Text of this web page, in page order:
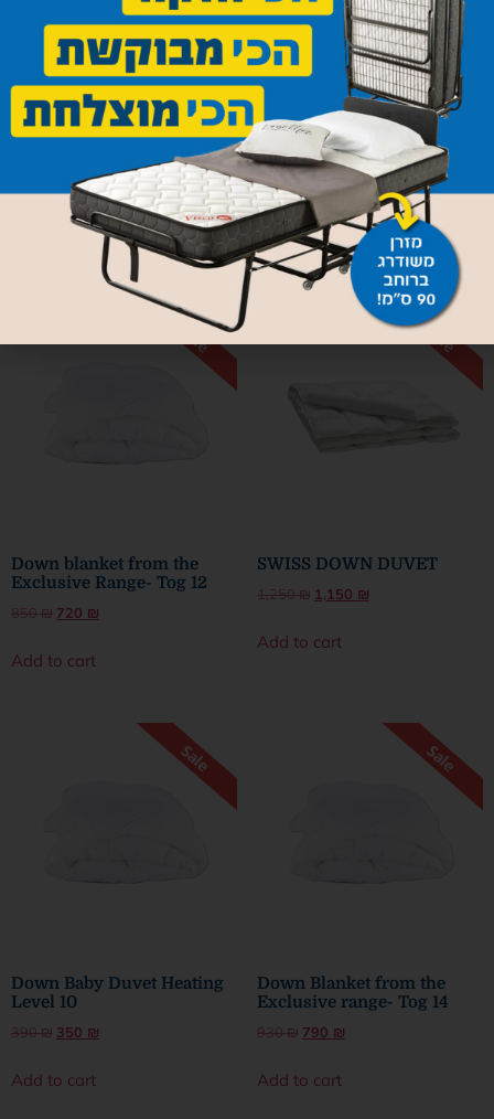
Pillow Protector
30₪
Triple blanket by Fried
850₪
Add to cart
Down blanket from the
Exclusive Range- Tog 12
850₪ 720 ₪
Add to cart
SWISS DOWN DUVET
1,250₪ 1,150 ₪
Add to cart
Down Baby Duvet Heating
Level 10
390₪ 350 ₪
Add to cart
Down Blanket from the
Exclusive range- Tog 14
930₪ 790 ₪
Add to cart